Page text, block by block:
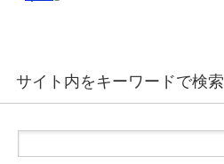
サイト内をキーワードで検索